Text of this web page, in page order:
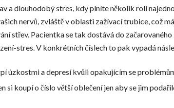
a dlouhodobý stres, kdy plníte několik rolí
nervů, zvláště v oblasti zažívací trubice, což
střev. Pacientka se tak dostává do
stres. V konkrétních číslech to pak vypadá
úzkostmi a depresí kvůli opakujícím se
si koupí o číslo větší oblečení jen aby se jim